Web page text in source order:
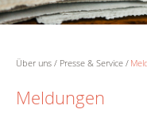
Über uns Presse & Service
Meldungen